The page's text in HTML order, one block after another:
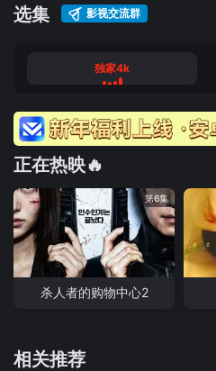
选集 影视交流群
独家4k
正在热映🔥
第6集
杀人者的购物中心2
相关推荐